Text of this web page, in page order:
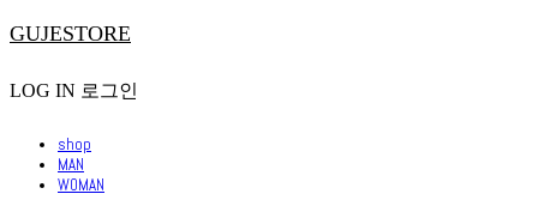
GUJESTORE
LOG IN 로그인
shop
MAN
WOMAN